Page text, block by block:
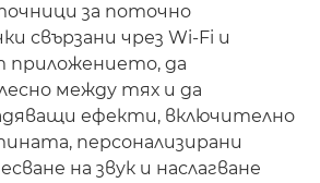
за поточно
свързани чрез Wi-Fi и
приложението, да
между тях и да
ефекти, включително
персонализирани
на звук и наслагване